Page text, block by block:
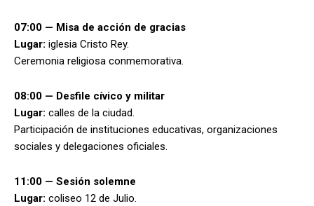
07:00 — Misa de acción de gracias
Lugar: iglesia Cristo Rey.
Ceremonia religiosa conmemorativa.
08:00 — Desfile cívico y militar
Lugar: calles de la ciudad.
Participación de instituciones educativas, organizaciones
sociales y delegaciones oficiales.
11:00 — Sesión solemne
Lugar: coliseo 12 de Julio.